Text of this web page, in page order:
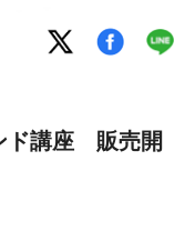
講座 販売開